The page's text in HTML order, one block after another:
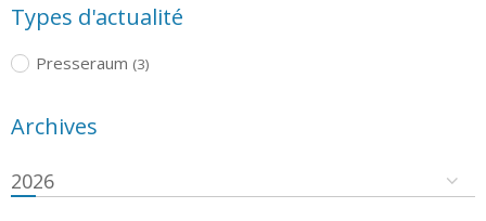
Types d'actualité
Presseraum (3)
Archives
2026